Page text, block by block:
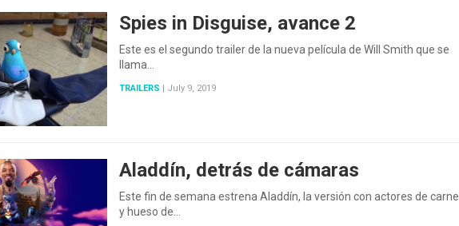
Spies in Disguise, avance 2
Este es el segundo trailer de la nueva película de Will Smith que se
llama…
TRAILERS July 9, 2019
Aladdín, detrás de cámaras
Este fin de semana estrena Aladdín, la versión con actores de carne
y hueso de…